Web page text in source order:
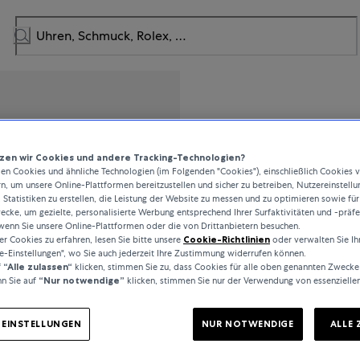
Happy Sport
7.600 €
inkl. MwSt. / kostenloser
wir Cookies und andere Tracking-Technologien?
Cookies und ähnliche Technologien (im Folgenden "Cookies"), einschließlich Cookies
um unsere Online-Plattformen bereitzustellen und sicher zu betreiben,
Statistiken zu erstellen, die Leistung der Website zu messen und zu optimieren sowie für
um gezielte, personalisierte Werbung entsprechend Ihrer Surfaktivitäten und -
Sie unsere Online-Plattformen oder die von Drittanbietern besuchen.
Cookies zu erfahren, lesen Sie bitte unsere Cookie-Richtlinien oder verwalten Sie
Einstellungen", wo Sie auch jederzeit Ihre Zustimmung widerrufen können.
“Alle zulassen“ klicken, stimmen Sie zu, dass Cookies für alle oben genannten
Sie auf “Nur notwendige” klicken, stimmen Sie nur der Verwendung von
NUR NOTWENDIGE ALLE